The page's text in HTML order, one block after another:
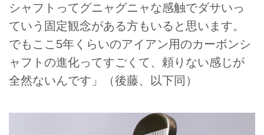
シャフトってグニャグニャな感触でダサいっ
ていう固定観念がある方もいると思います。
でもここ5年くらいのアイアン用のカーボンシ
ャフトの進化ってすごくて、頼りない感じが
全然ないんです」（後藤、以下同）